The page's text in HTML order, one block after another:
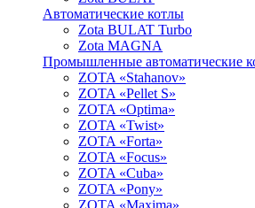
Автоматические котлы
Zota BULAT Turbo
Zota MAGNA
Промышленные автоматические
ZOTA «Stahanov»
ZOTA «Pellet S»
ZOTA «Optima»
ZOTA «Twist»
ZOTA «Forta»
ZOTA «Focus»
ZOTA «Cuba»
ZOTA «Pony»
ZOTA «Maxima»